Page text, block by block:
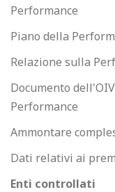
Performance
Piano della
Relazione sulla
Documento
Performance
Ammontare
Dati relativi ai
Enti controllati